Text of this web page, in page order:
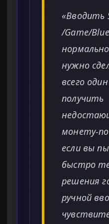
«Вводить
/Game/
нужно
всего
получить
монету-
если вы
быстро
решения
ручной